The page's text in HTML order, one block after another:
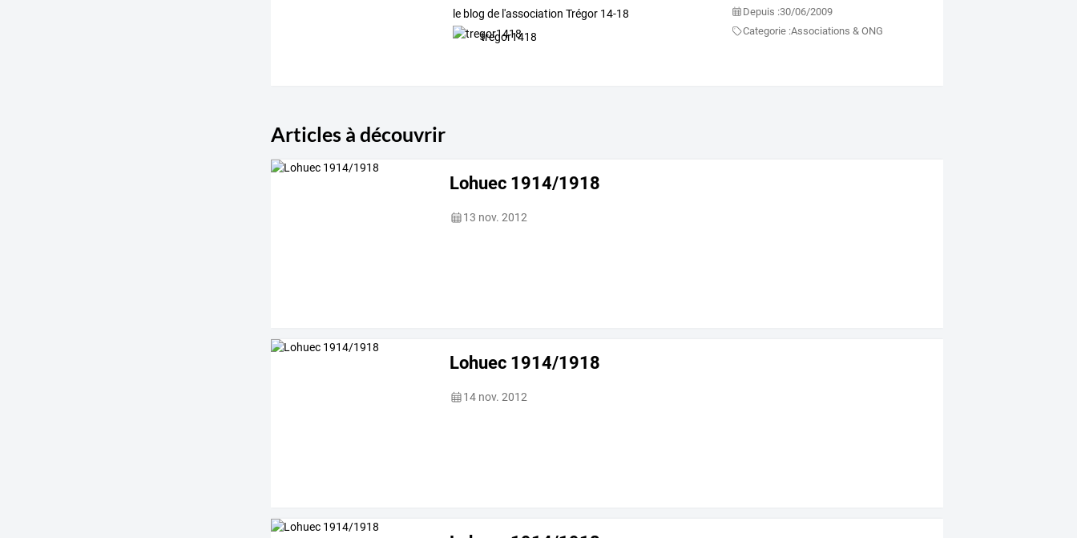
le blog de l'association Trégor 14-18
tregor1418
Depuis :30/06/2009
Categorie :Associations & ONG
Articles à découvrir
Lohuec 1914/1918
13 nov. 2012
Lohuec 1914/1918
14 nov. 2012